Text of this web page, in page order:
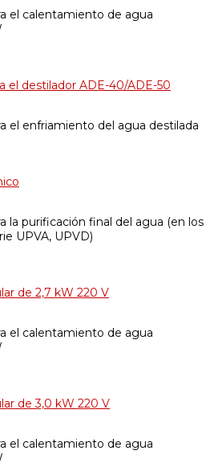
el calentamiento de agua
el destilador ADE-40/ADE-50
el enfriamiento del agua destilada
la purificación final del agua (en los
UPVA, UPVD)
de 2,7 kW 220 V
el calentamiento de agua
de 3,0 kW 220 V
el calentamiento de agua